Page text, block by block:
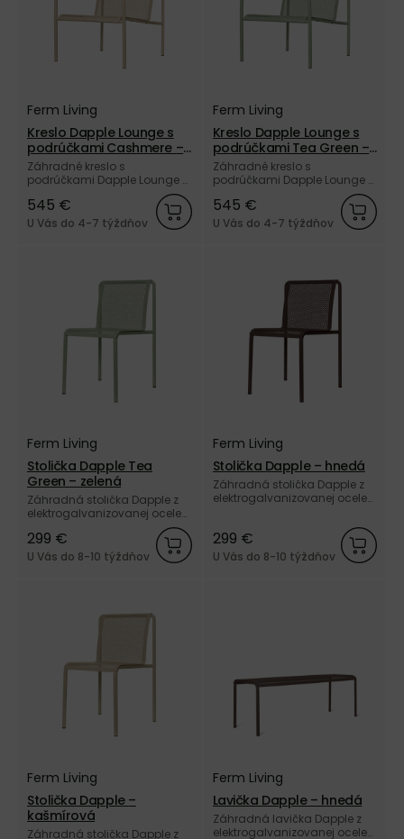
Ferm Living
Kreslo Dapple Lounge s
podrúčkami Cashmere –
kašmírové
Záhradné kreslo s
podrúčkami Dapple Lounge z
elektrogalvanizovanej ocele
a vonkajším práškovým
nástrekom kašmírovej farby
od dánskej značky Ferm
545 €
U Vás do 4-7 týždňov
Ferm Living
Kreslo Dapple Lounge s
podrúčkami Tea Green –
zelené
Záhradné kreslo s
podrúčkami Dapple Lounge z
elektrogalvanizovanej ocele
a vonkajším práškovým
nástrekom zelenej farby od
dánskej značky Ferm Living.
545 €
U Vás do 4-7 týždňov
Ferm Living
Stolička Dapple Tea
Green – zelená
Záhradná stolička Dapple z
elektrogalvanizovanej ocele
nástrekom zelenej farby od
dánskej značky Ferm Living.
299 €
U Vás do 8-10 týždňov
Ferm Living
Stolička Dapple – hnedá
Záhradná stolička Dapple z
elektrogalvanizovanej ocele
nástrekom hnedej farby od
dánskej značky Ferm Living.
299 €
U Vás do 8-10 týždňov
Ferm Living
Stolička Dapple –
kašmírová
Záhradná stolička Dapple z
Ferm Living
Lavička Dapple – hnedá
Záhradná lavička Dapple z
elektrogalvanizovanej ocele